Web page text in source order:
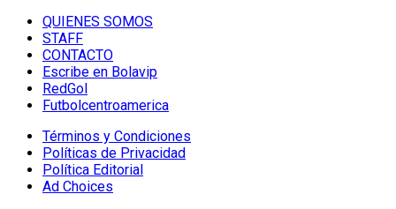
QUIENES SOMOS
STAFF
CONTACTO
Escribe en Bolavip
RedGol
Futbolcentroamerica
Términos y Condiciones
Políticas de Privacidad
Política Editorial
Ad Choices